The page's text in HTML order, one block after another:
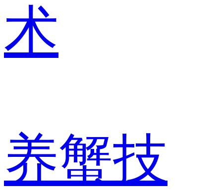
术
养蟹技